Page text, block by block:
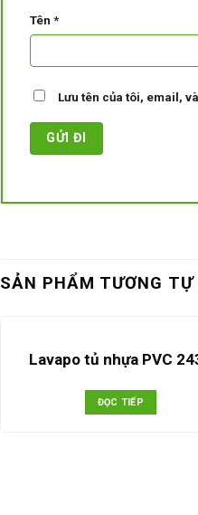
Tên *
Lưu tên của tôi, email,
SẢN PHẨM TƯƠNG TỰ
Lavapo tủ nhựa PVC
ĐỌC TIẾP